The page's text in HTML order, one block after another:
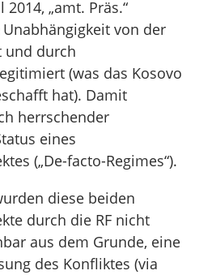
„amt. Präs.“
von der
und durch
(was das Kosovo
hat). Damit
herrschender
eines
(„De-facto-Regimes“).
diese beiden
durch die RF nicht
aus dem Grunde, eine
des Konfliktes (via